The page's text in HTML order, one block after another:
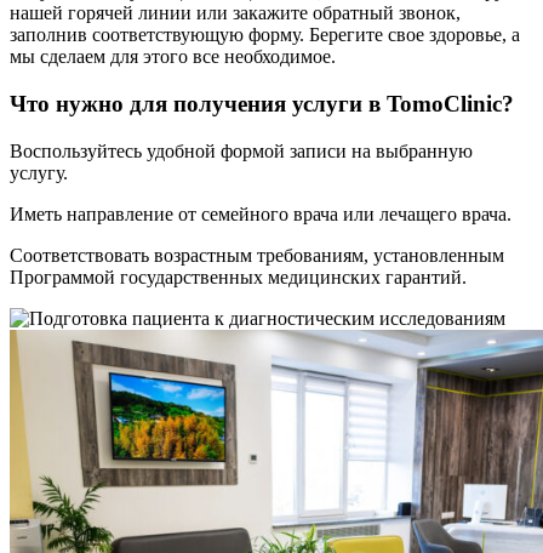
нашей горячей линии или закажите обратный звонок,
заполнив соответствующую форму. Берегите свое здоровье, а
мы сделаем для этого все необходимое.
Что нужно для получения услуги в TomoClinic?
Воспользуйтесь удобной формой записи на выбранную
услугу.
Иметь направление от семейного врача или лечащего врача.
Соответствовать возрастным требованиям, установленным
Программой государственных медицинских гарантий.